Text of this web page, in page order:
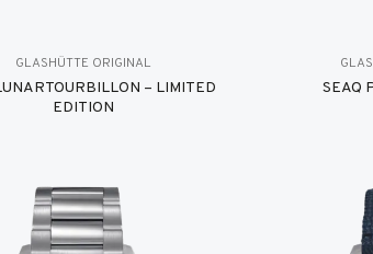
GLASHÜTTE ORIGINAL
– LIMITED
EDITION
SEAQ